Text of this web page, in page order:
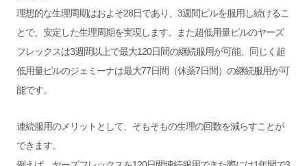
理想的な生理周期はおよそ28日であり、3週間ピルを服用し続けるこ
とで、安定した生理周期を実現します。また超低用量ピルのヤーズ
フレックスは3週間以上で最大120日間の継続服用が可能、同じく超
低用量ピルのジェミーナは最大77日間（休薬7日間）の継続服用が可
能です。
連続服用のメリットとして、そもそもの生理の回数を減らすことが
できます。